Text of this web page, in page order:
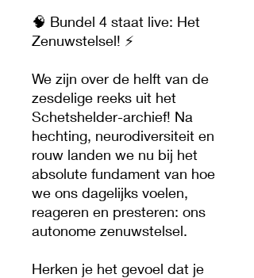
🧠 Bundel 4 staat live: Het
Zenuwstelsel! ⚡
We zijn over de helft van de
zesdelige reeks uit het
Schetshelder-archief! Na
hechting, neurodiversiteit en
rouw landen we nu bij het
absolute fundament van hoe
we ons dagelijks voelen,
reageren en presteren: ons
autonome zenuwstelsel.
Herken je het gevoel dat je